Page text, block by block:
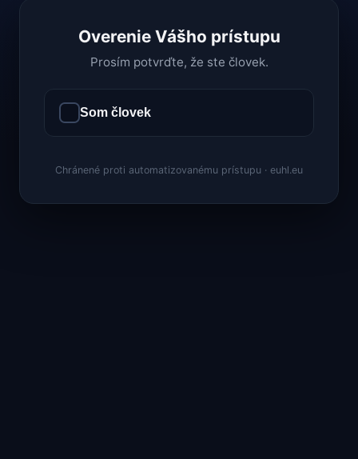
Overenie Vášho prístupu
Prosím potvrďte, že ste človek.
Som človek
Chránené proti automatizovanému prístupu · euhl.eu